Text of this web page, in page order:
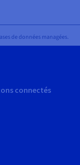
de données managées.
connectés